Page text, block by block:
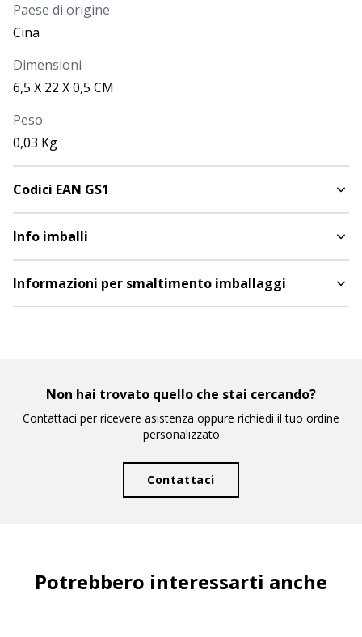
Paese di origine
Cina
Dimensioni
6,5 X 22 X 0,5 CM
Peso
0,03 Kg
Codici EAN GS1
Info imballi
Informazioni per smaltimento imballaggi
Non hai trovato quello che stai cercando?
Contattaci per ricevere asistenza oppure richiedi il tuo ordine
personalizzato
Contattaci
Potrebbero interessarti anche